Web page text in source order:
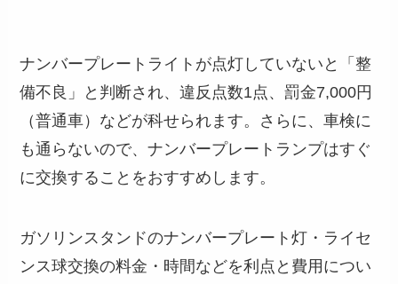
ナンバープレートライトが点灯していないと「整
備不良」と判断され、違反点数1点、罰金7,000円
（普通車）などが科せられます。さらに、車検に
も通らないので、ナンバープレートランプはすぐ
に交換することをおすすめします。
ガソリンスタンドのナンバープレート灯・ライセ
ンス球交換の料金・時間などを利点と費用につい